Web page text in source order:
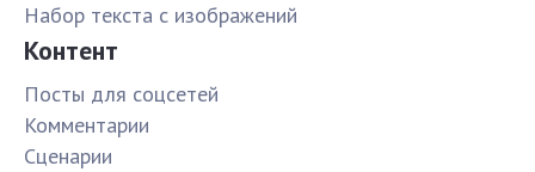
Набор текста с изображений
Контент
Посты для соцсетей
Комментарии
Сценарии